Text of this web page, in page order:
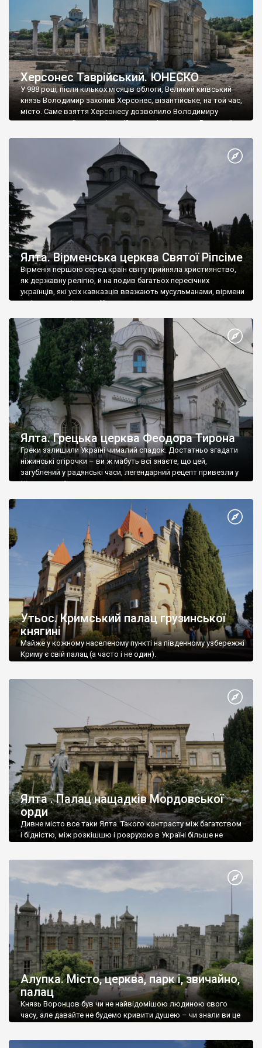
Херсонес Таврійський. ЮНЕСКО
У 988 році, після кількох місяців облоги, Великий київський
князь Володимир захопив Херсонес, візантійське, на той час,
місто. Саме взяття Херсонесу дозволило Володимиру
диктувати свої умови візантійському імператору Василю ІІ, та
Херсонесі Володимир-язичник, став Василем-християнином.
А потім було Хрещення Русі. На честь Херсонесу Таврійського
Ялта. Вірменська церква Святої Ріпсіме
Вірменія першою серед країн світу прийняла християнство,
як державну релігію, й на подив багатьох пересічних
українців, які усіх кавказців вважають мусульманами, вірмени
є відданими вірянами Христа
Ялта. Грецька церква Феодора Тирона
Греки залишили Україні чималий спадок. Достатньо згадати
ніжинські огірочки – ви ж мабуть всі знаєте, що цей,
загублений у радянські часи, легендарний рецепт привезли у
Ніжин греки?
Утьос. Кримський палац грузинської
княгині
Майже у кожному населеному пункті на південному узбережжі
Криму є свій палац (а часто і не один).
Ялта . Палац нащадків Мордовської
орди
Дивне місто все таки Ялта. Такого контрасту між багатством
і бідністю, між розкішшю і розрухою в Україні більше не
Алупка. Місто, церква, парк і, звичайно,
палац
Князь Воронцов був чи не найвідомішою людиною свого
часу, але давайте не будемо кривити душею – чи знали ви це